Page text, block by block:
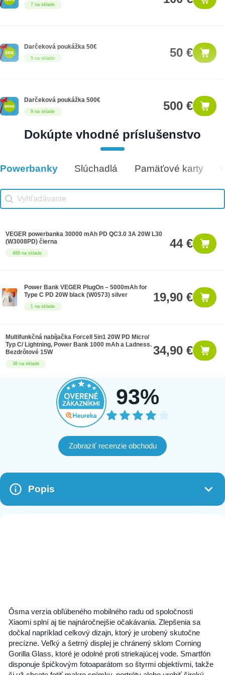
7 na sklade
5 na sklade
Darčeková poukážka 50€ 50 €
9 na sklade
Darčeková poukážka 500€ 500 €
8 na sklade
Dokúpte vhodné príslušenstvo
Vhodné príslušenstvo
Powerbanky Slúchadlá Pamäťové karty
Vhodné príslušenstvo search
Search content
499 na sklade
VEGER powerbanka 30000 mAh PD QC3.0 3A 20W L30
(W3008PD) čierna
44 €
1 na sklade
Power Bank VEGER PlugOn – 5000mAh for
Type C PD 20W black (W0573) silver
19,90 €
38 na sklade
Multifunkčná nabíjačka Forcell 5in1 20W PD Micro/
Typ C/ Lightning, Power Bank 1000 mAh a Ladness.
Bezdrôtové 15W
34,90 €
93%
Zobraziť recenzie obchodu
Popis
Ôsma verzia obľúbeného mobilného radu od spoločnosti
Xiaomi splní aj tie najnáročnejšie očakávania. Zlepšenia sa
dočkal napríklad celkový dizajn, ktorý je urobený skutočne
precízne. Veľký a šetrný displej je chránený sklom Corning
Gorilla Glass, ktoré je odolné proti striekajúcej vode. Smartfón
disponuje špičkovým fotoaparátom so štyrmi objektívmi, takže